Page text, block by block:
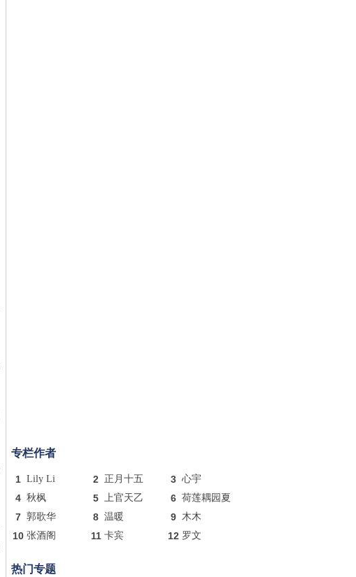
专栏作者
1 Lily Li 2 正月十五 3 心宇
4 秋枫 5 上官天乙 6 荷莲耦园夏
7 郭歌华 8 温暖 9 木木
10 张酒阁 11 卡宾 12 罗文
热门专题